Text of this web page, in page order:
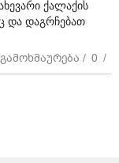
ქალაქის
და დაგრჩებათ
გამოხმაურება / 0 /